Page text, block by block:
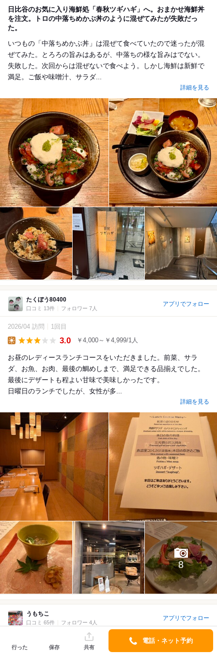
日比谷のお気に入り海鮮処「春秋ツギハギ」へ。おまかせ海鮮丼
を注文。トロの中落ちめかぶ丼のように混ぜてみたが失敗だっ
た。
いつもの「中落ちめかぶ丼」は混ぜて食べていたので迷ったが混
ぜてみた。とろろの旨みはあるが、中落ちの様な旨みはでない。
失敗した。次回からは混ぜないで食べよう。しかし海鮮は新鮮で
満足。ご飯や味噌汁、サラダ...
詳細を見る
たくぼう80400
口コミ 13件 フォロワー 7人
アプリでフォロー
2026/04 訪問 1回目
3.0 ￥4,000～￥4,999/1人
お昼のレディースランチコースをいただきました。前菜、サラ
ダ、お魚、お肉、最後の鯛めしまで、満足できる品揃えでした。
最後にデザートも程よい甘味で美味しかったです。
日曜日のランチでしたが、女性が多...
詳細を見る
8
うもちこ
口コミ 65件 フォロワー 4人
アプリでフォロー
行った 保存 共有
電話・ネット予約